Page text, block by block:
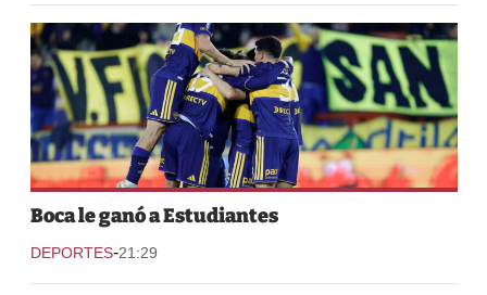
Boca le ganó a Estudiantes
DEPORTES-21:29